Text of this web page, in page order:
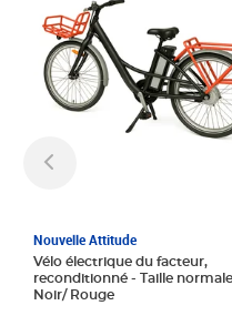
Nouvelle Attitude
Vélo électrique du facteur,
reconditionné - Taille normale -
Noir/ Rouge